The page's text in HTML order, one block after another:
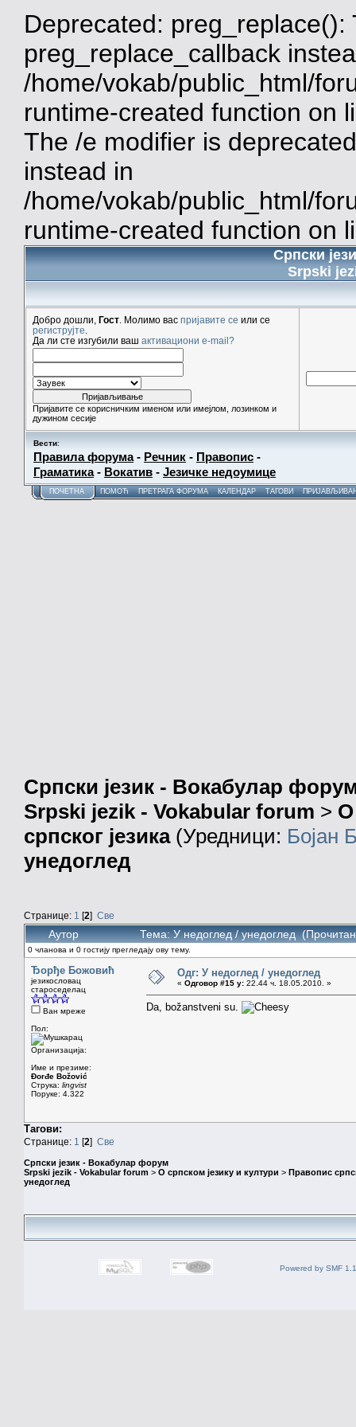
Deprecated:
preg_replace_callback
/home/vokab/public_html/
runtime-created function on
The /e modifier is
instead in
/home/vokab/public_html/
runtime-created function on
Српски
Srpski
Добро дошли, Гост . Молимо вас пријавите се или се
региструјте
Да ли сте изгубили ваш активациони e-mail?
Пријавите се корисничким именом или имејлом, лозинком и
дужином сесије
Вести:
Правила форума- Речник - Правопис -
Граматика- Вокатив - Језичке недоумице
ПОЧЕТНА ПОМОЋ ПРЕТРАГА ФОРУМА КАЛЕНДАР ТАГОВИ
Српски језик - Вокабулар
Srpski jezik - Vokabular forum > О
српског језика(Уредници: Бојан
унедоглед
Странице: 1 [2] Све
Аутор Тема: У недоглед / унедоглед
0 чланова и 0 гостију прегледају ову тему.
Ђорђе Божовић
језикословац
староседелац
Ван мреже
Пол:
Организација:
Име и презиме:
Đorđe Božović
Струка: lingvist
Поруке: 4.322
Одг: У недоглед / унедоглед
« Одговор #15 у: 22.44 ч. 18.05.2010. »
Da, božanstveni su.
Тагови:
Странице: 1 [2] Све
Српски језик - Вокабулар форум
Srpski jezik - Vokabular forum > О српском језику и култури > Правопис
унедоглед
Powered by SMF